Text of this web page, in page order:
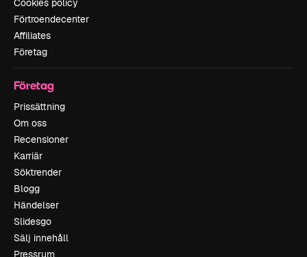
Cookies policy
Förtroendecenter
Affiliates
Företag
Företag
Prissättning
Om oss
Recensioner
Karriär
Söktrender
Blogg
Händelser
Slidesgo
Sälj innehåll
Pressrum